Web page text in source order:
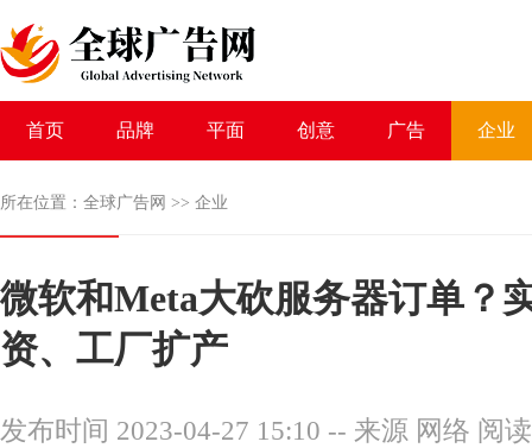
首页 品牌 平面 创意 广告 企业
所在位置： 全球广告网 >> 企业
微软和Meta大砍服务器订单？
资、工厂扩产
发布时间 2023-04-27 15:10 -- 来源 网络 阅